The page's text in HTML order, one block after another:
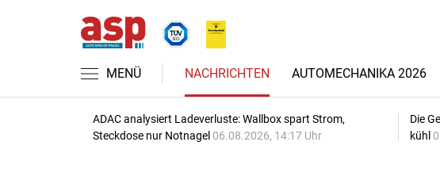
MENÜ NACHRICHTEN AUTOMECHANIKA 2026
ADAC analysiert Ladeverluste: Wallbox spart Strom,
Steckdose nur Notnagel 06.08.2026, 14:17 Uhr
Die
kühl